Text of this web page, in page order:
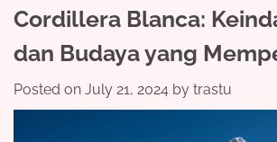
Cordillera Blanca:
dan Budaya yang
Posted on July 21, 2024 by trastu